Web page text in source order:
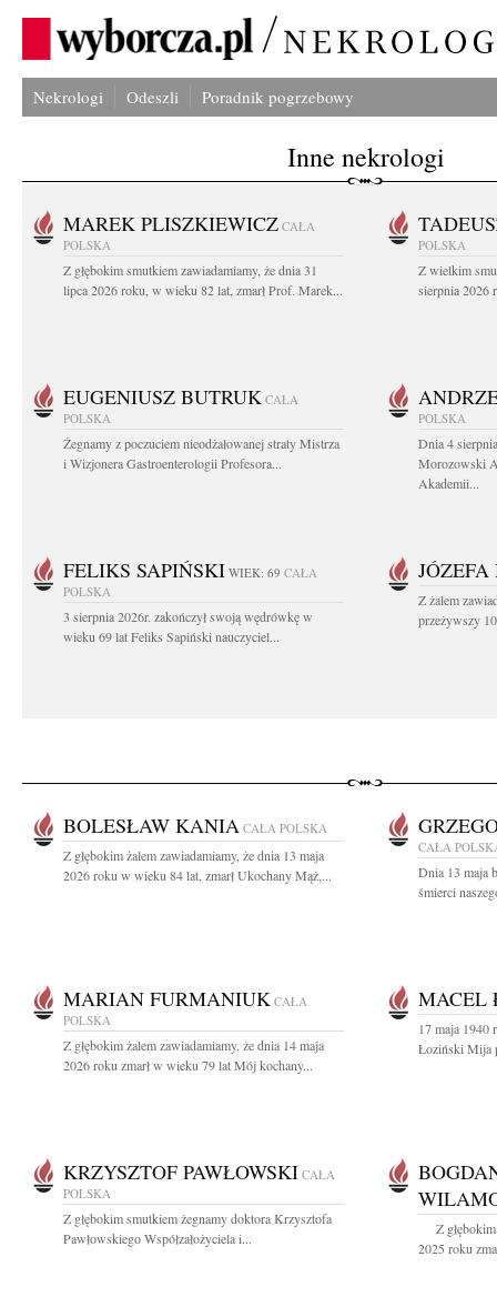
Nekrologi Odeszli Poradnik pogrzebowy
Inne nekrologi
MAREK PLISZKIEWICZ CAŁA
POLSKA
Z głębokim smutkiem zawiadamiamy, że dnia 31
lipca 2026 roku, w wieku 82 lat, zmarł Prof. Marek...
POLSKA
Z wielkim
sierpnia 2026
EUGENIUSZ BUTRUK CAŁA
POLSKA
Żegnamy z poczuciem nieodżałowanej straty Mistrza
i Wizjonera Gastroenterologii Profesora...
POLSKA
Dnia 4
Morozowski
Akademii...
FELIKS SAPIŃSKI WIEK: 69 CAŁA
POLSKA
3 sierpnia 2026r. zakończył swoją wędrówkę w
wieku 69 lat Feliks Sapiński nauczyciel...
Z żalem
przeżywszy
BOLESŁAW KANIA CAŁA POLSKA
Z głębokim żalem zawiadamiamy, że dnia 13 maja
2026 roku w wieku 84 lat, zmarł Ukochany Mąż,...
CAŁA
Dnia 13 maja
śmierci
MARIAN FURMANIUK CAŁA
POLSKA
Z głębokim żalem zawiadamiamy, że dnia 14 maja
2026 roku zmarł w wieku 79 lat Mój kochany...
MACEL
17 maja 1940
Łoziński Mija
KRZYSZTOF PAWŁOWSKI CAŁA
POLSKA
Z głębokim smutkiem żegnamy doktora Krzysztofa
Pawłowskiego Współzałożyciela i...
Z głębokim
2025 roku